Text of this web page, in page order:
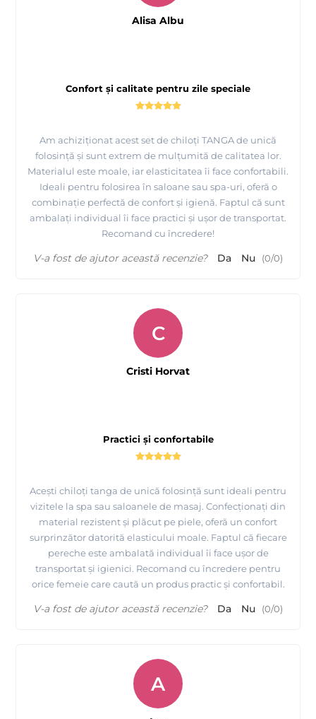
Confort și calitate pentru zile speciale
Am achiziționat acest set de chiloți TANGA de unică
folosință și sunt extrem de mulțumită de calitatea lor.
Materialul este moale, iar elasticitatea îi face confortabili.
Ideali pentru folosirea în saloane sau spa-uri, oferă o
combinație perfectă de confort și igienă. Faptul că sunt
ambalați individual îi face practici și ușor de transportat.
Recomand cu încredere!
Alisa Albu
V-a fost de ajutor această recenzie? Da Nu (0/0)
Practici și confortabile
Acești chiloți tanga de unică folosință sunt ideali pentru
vizitele la spa sau saloanele de masaj. Confecționați din
material rezistent și plăcut pe piele, oferă un confort
surprinzător datorită elasticului moale. Faptul că fiecare
pereche este ambalată individual îi face ușor de
transportat și igienici. Recomand cu încredere pentru
orice femeie care caută un produs practic și confortabil.
C
Cristi Horvat
V-a fost de ajutor această recenzie? Da Nu (0/0)
A